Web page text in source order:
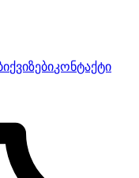
ქვიზებიკონტაქტი